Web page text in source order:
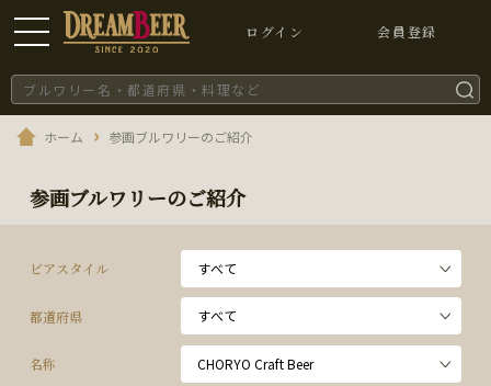
ログイン 会員登録
ホーム 参画ブルワリーのご紹介
参画ブルワリーのご紹介
ビアスタイル
都道府県
名称